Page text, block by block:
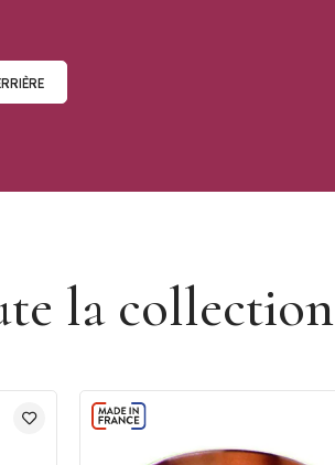
la collection